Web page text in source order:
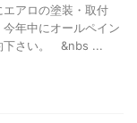
アロの塗装・取付
年中にオールペイン
下さい。 &nbs ...